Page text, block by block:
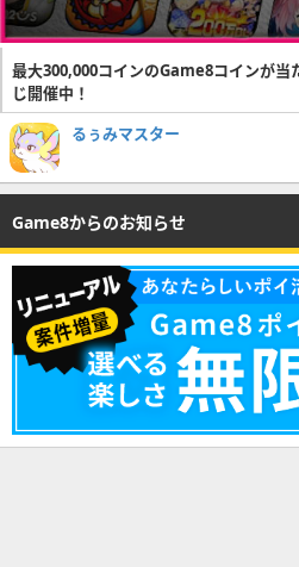
最大300,000コインのGame8コインが当
じ開催中！
るぅみマスター
Game8からのお知らせ